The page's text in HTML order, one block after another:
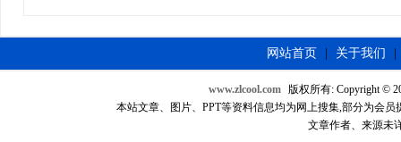
网站首页 关于我们
www.zlcool.com 版权所有: Copyright ©
本站文章、图片、PPT等资料信息均为网上搜集,部分为会员
文章作者、来源未